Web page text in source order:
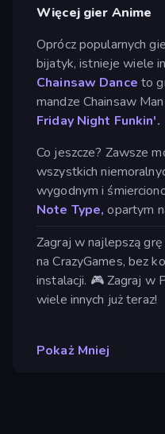
Więcej gier Anime
Oprócz popularnych
bijatyk, istnieje wiele
Chainsaw Dance to
mandze Chainsaw
Friday Night Funkin'.
Co jeszcze? Zawsze
wszystkich
wygodnym i
Note Type, opartym
Zagraj w najlepszą
na CrazyGames, bez
instalacji. 🎮 Zagraj w
wiele innych już teraz!
Pokaż Mniej